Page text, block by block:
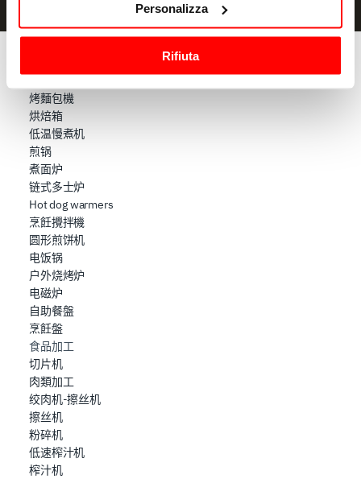
raccogliere informazioni sulla tua posizione
geografica, con un'approssimazione di qualche
Identificare il tuo dispositivo, scansionandolo
attivamente alla ricerca di caratteristiche specifiche
(impronte digitali).
Approfondisci come vengono elaborati i tuoi dati personali
e imposta le tue preferenze nella
modificare o ritirare il tuo consenso in qualsiasi momento
dalla Dichiarazione sui cookie.
Utilizziamo i cookie per garantire che l’utente possa
usufruire del servizio richiesto, per personalizzare
contenuti ed annunci, per fornire funzionalità dei social
media e per analizzare il nostro traffico. Condividiamo
inoltre informazioni sul modo in cui l’utente utilizza il
nostro sito con i nostri partner che si occupano di analisi
dei dati web, pubblicità e social media, i quali potrebbero
combinarle con altre informazioni che ha fornito loro o
che hanno raccolto dal suo utilizzo dei loro servizi.
Personalizza
Rifiuta
烤麵包機
烘焙箱
低温慢煮机
煎锅
煮面炉
链式多士炉
Hot dog warmers
烹飪攪拌機
圆形煎饼机
电饭锅
户外烧烤炉
电磁炉
自助餐盤
烹飪盤
食品加工
切片机
肉類加工
绞肉机-擦丝机
擦丝机
粉碎机
低速榨汁机
榨汁机